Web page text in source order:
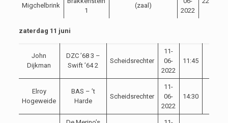
Migchelbrink
1
(zaal)
2022
zaterdag 11 juni
John
Dijkman
DZC ’68 3 –
Swift ’64 2
Scheidsrechter
11-
06-
2022
11:45
Elroy
Hogeweide
BAS – ’t
Harde
Scheidsrechter
11-
06-
2022
14:30